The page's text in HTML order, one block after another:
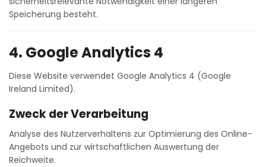
Speicherung besteht.
4. Google Analytics 4
Diese Website verwendet Google Analytics 4 (Google
Ireland Limited).
Zweck der Verarbeitung
Analyse des Nutzerverhaltens zur Optimierung des Online-
Angebots und zur wirtschaftlichen Auswertung der
Reichweite.